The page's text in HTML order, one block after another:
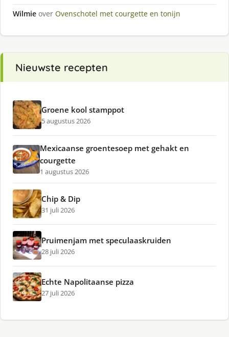
Wilmie over Ovenschotel met courgette en tonijn
Nieuwste recepten
Groene kool stamppot
5 augustus 2026
Mexicaanse groentesoep met gehakt en
courgette
1 augustus 2026
Chip & Dip
31 juli 2026
Pruimenjam met speculaaskruiden
28 juli 2026
Echte Napolitaanse pizza
27 juli 2026